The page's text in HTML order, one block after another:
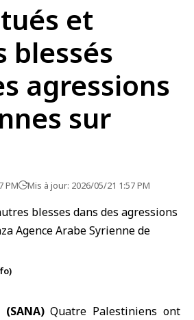
et
blessés
agressions
sur
PM Mis à jour: 2026/05/21 1:57 PM
(SANA)Quatre Palestiniens ont